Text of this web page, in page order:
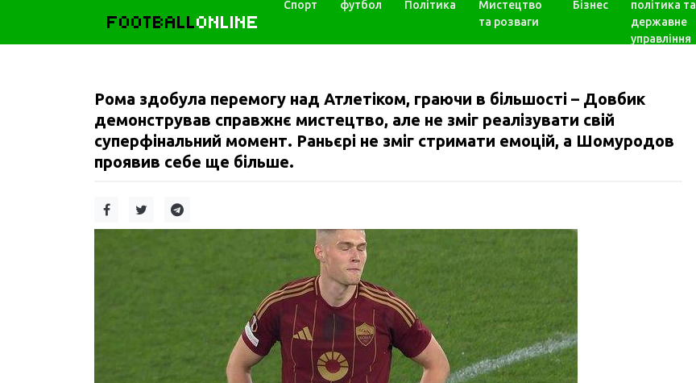
FOOTBALLONLINE
Спорт футбол Політика
Мистецтво
та розваги
Бізнес
політика та
державне
управління
Рома здобула перемогу над Атлетіком, граючи в більшості – Довбик
демонстрував справжнє мистецтво, але не зміг реалізувати свій
суперфінальний момент. Раньєрі не зміг стримати емоцій, а Шомуродов
проявив себе ще більше.